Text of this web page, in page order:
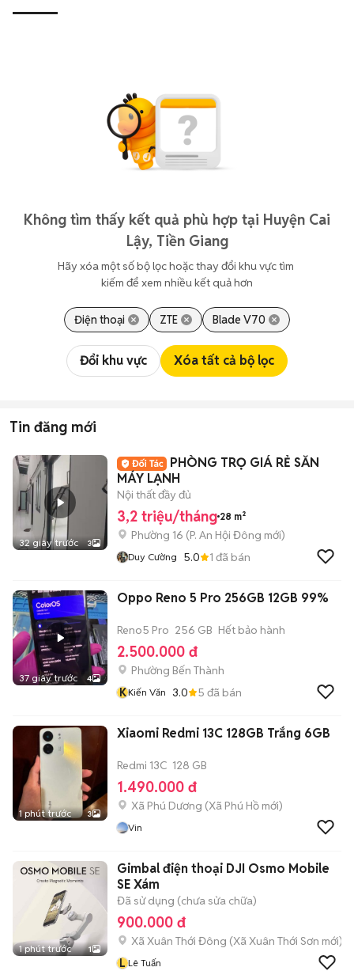
Không tìm thấy kết quả phù hợp tại Huyện Cai
Lậy, Tiền Giang
Hãy xóa một số bộ lọc hoặc thay đổi khu vực tìm
kiếm để xem nhiều kết quả hơn
Điện thoại ZTE Blade V70
Đổi khu vực Xóa tất cả bộ lọc
Tin đăng mới
32 giây trước 3
PHÒNG TRỌ GIÁ RẺ SẴN
MÁY LẠNH
Nội thất đầy đủ
3,2 triệu/tháng 28 m²
Phường 16 (P. An Hội Đông mới)
Duy Cường 5.0 1 đã bán
37 giây trước 4
Oppo Reno 5 Pro 256GB 12GB 99%
Reno5 Pro 256 GB Hết bảo hành
2.500.000 đ
Phường Bến Thành
KKiến Văn 3.0 5 đã bán
1 phút trước 3
Xiaomi Redmi 13C 128GB Trắng 6GB
Redmi 13C 128 GB
1.490.000 đ
Xã Phú Dương (Xã Phú Hồ mới)
Vin
1 phút trước 1
Gimbal điện thoại DJI Osmo Mobile
SE Xám
Đã sử dụng (chưa sửa chữa)
900.000 đ
Xã Xuân Thới Đông (Xã Xuân Thới Sơn mới)
L Lê Tuấn